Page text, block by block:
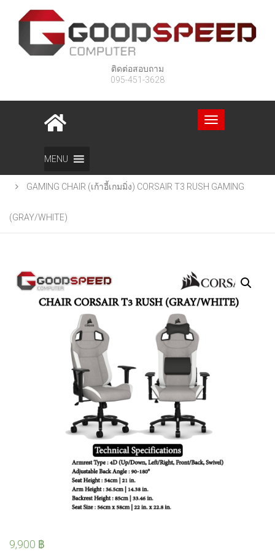
ติดต่อสอบถาม
095-451-3628
Toggle
navigation
MENU
สินค้า
GAMING CHAIR (เก้าอี้เกมมิ่ง) CORSAIR T3 RUSH GAMING
(GRAY/WHITE)
9,900 ฿